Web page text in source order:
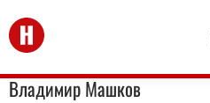
Перейти на главную
Владимир Машков